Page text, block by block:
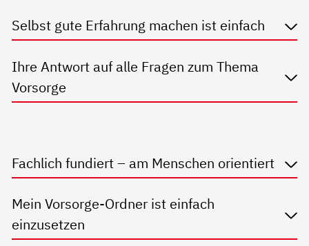
Selbst gute Erfahrung machen ist einfach
Ihre Antwort auf alle Fragen zum Thema
Vorsorge
Fachlich fundiert – am Menschen orientiert
Mein Vorsorge-Ordner ist einfach
einzusetzen